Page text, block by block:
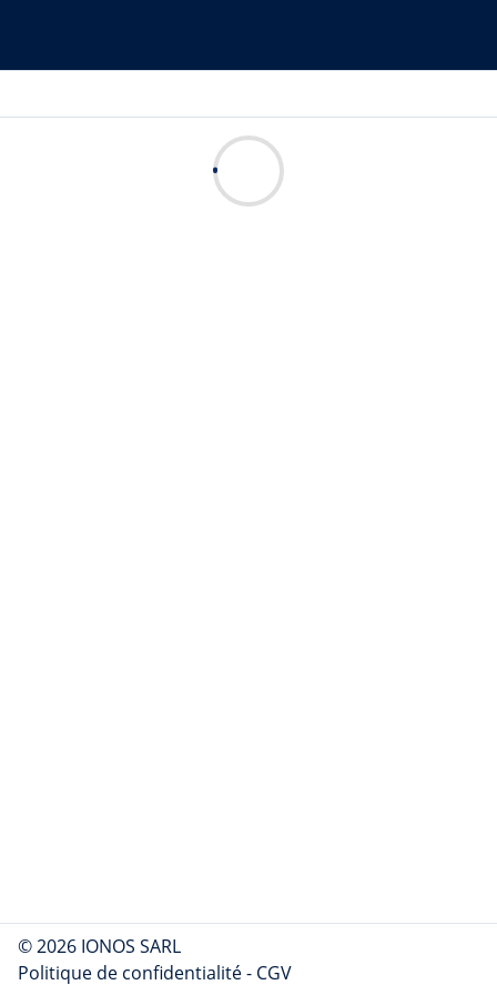
© 2026 IONOS SARL
Politique de confidentialité- CGV